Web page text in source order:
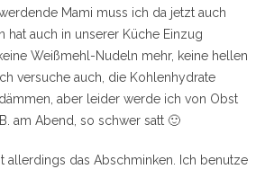
Mami muss ich da jetzt auch
hat auch in unserer Küche Einzug
Weißmehl-Nudeln mehr, keine hellen
versuche auch, die Kohlenhydrate
aber leider werde ich von Obst
am Abend, so schwer satt 🙂
allerdings das Abschminken. Ich benutze